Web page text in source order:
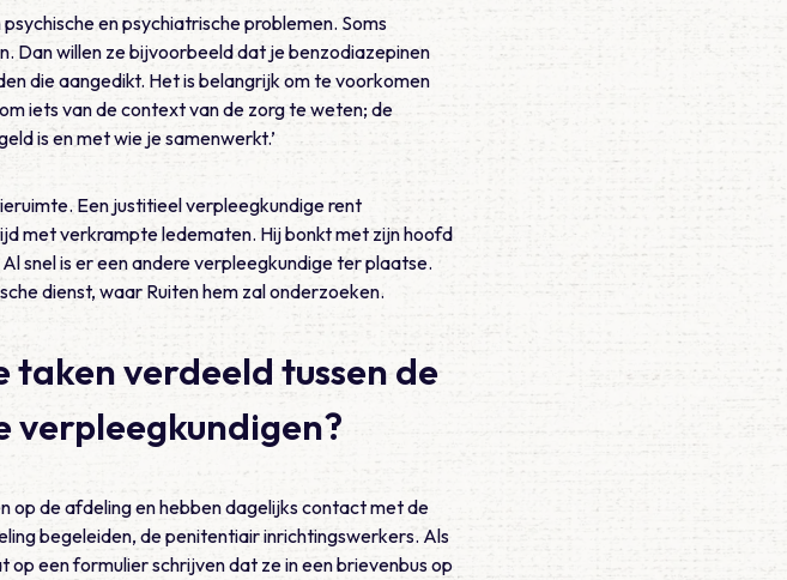
en psychiatrische problemen. Soms
Dan willen ze bijvoorbeeld dat je benzodiazepinen
die aangedikt. Het is belangrijk om te voorkomen
iets van de context van de zorg te weten; de
is en met wie je samenwerkt.’
Een justitieel verpleegkundige rent
met verkrampte ledematen. Hij bonkt met zijn hoofd
snel is er een andere verpleegkundige ter plaatse.
dienst, waar Ruiten hem zal onderzoeken.
taken verdeeld tussen de
verpleegkundigen?
op de afdeling en hebben dagelijks contact met de
begeleiden, de penitentiair inrichtingswerkers. Als
een formulier schrijven dat ze in een brievenbus op